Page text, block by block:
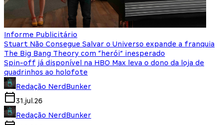
Informe Publicitário
Stuart Não Consegue Salvar o Universo expande a franquia
The Big Bang Theory com “herói” inesperado
Spin-off já disponível na HBO Max leva o dono da loja de
quadrinhos ao holofote
Redação NerdBunker
31.jul.26
Redação NerdBunker